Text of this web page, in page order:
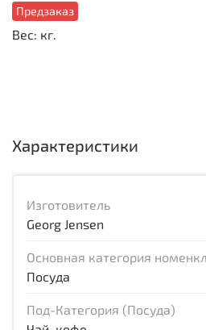
Предзаказ
Вес: кг.
Характеристики
Изготовитель
Georg Jensen
Основная категория
Посуда
Под-Категория (Посуда)